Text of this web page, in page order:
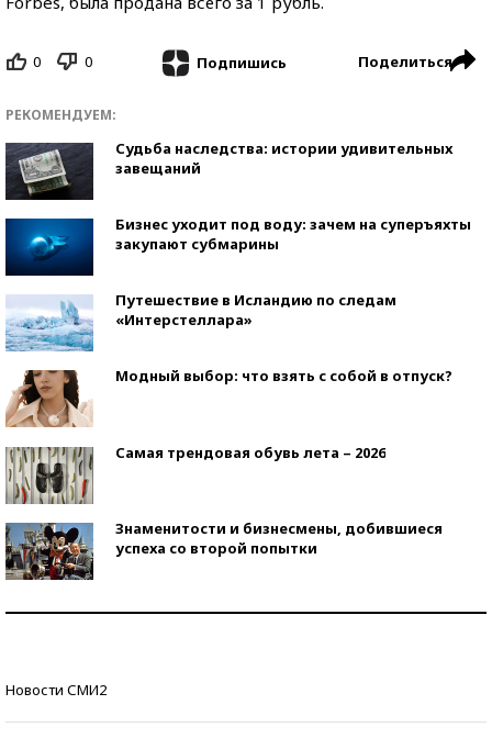
0 0 Подпишись Поделиться
РЕКОМЕНДУЕМ:
Судьба наследства: истории удивительных
завещаний
Бизнес уходит под воду: зачем на суперъяхты
закупают субмарины
Путешествие в Исландию по следам
«Интерстеллара»
Модный выбор: что взять с собой в отпуск?
Самая трендовая обувь лета – 2026
Знаменитости и бизнесмены, добившиеся
успеха со второй попытки
Новости СМИ2